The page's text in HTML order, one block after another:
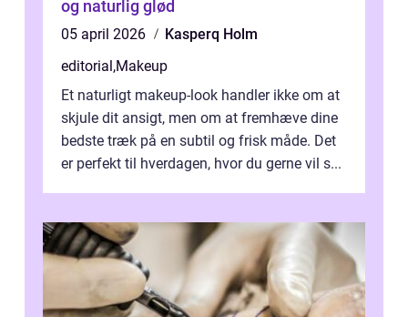
og naturlig glød
05 april 2026
Kasperq Holm
editorial,Makeup
Et naturligt makeup-look handler ikke om at
skjule dit ansigt, men om at fremhæve dine
bedste træk på en subtil og frisk måde. Det
er perfekt til hverdagen, hvor du gerne vil s...